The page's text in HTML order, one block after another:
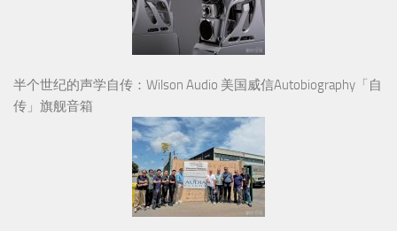
半个世纪的声学自传：Wilson Audio 美国威信Autobiography「自
传」旗舰音箱